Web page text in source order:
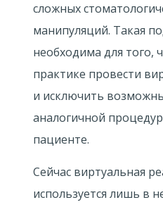
сложных
манипуляций. Такая
необходима для того,
практике провести
и исключить
аналогичной
пациенте.
Сейчас виртуальная
используется лишь в